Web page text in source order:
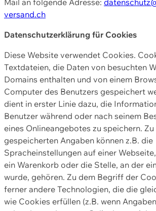
versand.ch
Datenschutzerklärung für Cookies
Diese Website verwendet Cookies.
Textdateien, die Daten von besuchten
Domains enthalten und von einem
Computer des Benutzers gespeichert
dient in erster Linie dazu, die
Benutzer während oder nach seinem
eines Onlineangebotes zu speichern. Zu
gespeicherten Angaben können z.B. die
Spracheinstellungen auf einer
ein Warenkorb oder die Stelle, an der
wurde, gehören. Zu dem Begriff der
ferner andere Technologien, die die
wie Cookies erfüllen (z.B. wenn